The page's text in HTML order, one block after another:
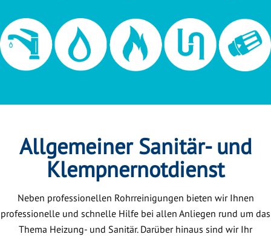
Allgemeiner Sanitär- und
Klempnernotdienst
Neben professionellen Rohrreinigungen bieten wir Ihnen
professionelle und schnelle Hilfe bei allen Anliegen rund um das
Thema Heizung- und Sanitär. Darüber hinaus sind wir Ihr